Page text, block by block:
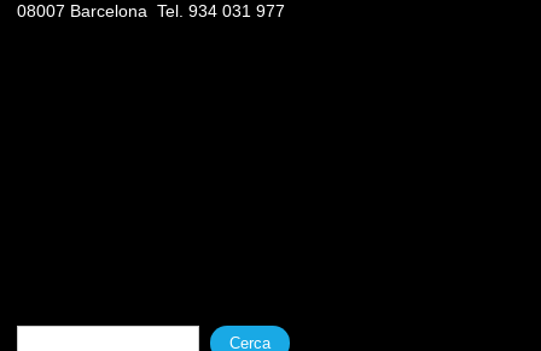
08007 Barcelona Tel. 934 031 977
Formulari de cerca
Cerca